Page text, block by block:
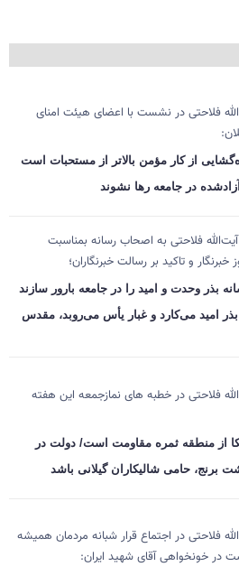
فلاحتی در نشست با اعضای هیئت امنای
از کار مؤمن بالاتر از مستحبات است
آزادشده در جامعه رها نشوند
فلاحتی به اصحاب رسانه بمناسبت
خبرنگار و تاکید بر رسالت خبرنگاران؛
بذر وحدت و امید را در جامعه بارور سازند
بذر امید می‌کارد و غبار یأس می‌روبد، مقدس
فلاحتی در خطبه های نمازجمعه این هفته
از منطقه ثمره مقاومت است/ دولت در
برنج، حامی شالیکاران گیلانی باشد
فلاحتی در اجتماع قرار شبانه مردمان همیشه
در خونخواهی آقای شهید ایران: